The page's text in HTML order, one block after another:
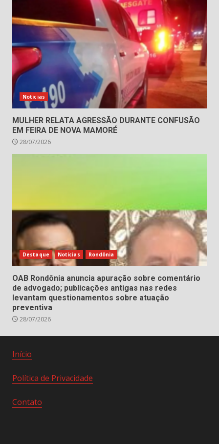
Notícias
MULHER RELATA AGRESSÃO DURANTE CONFUSÃO
EM FEIRA DE NOVA MAMORÉ
28/07/2026
Destaque Notícias Rondônia
OAB Rondônia anuncia apuração sobre comentário
de advogado; publicações antigas nas redes
levantam questionamentos sobre atuação
preventiva
28/07/2026
Início
Política de Privacidade
Contato